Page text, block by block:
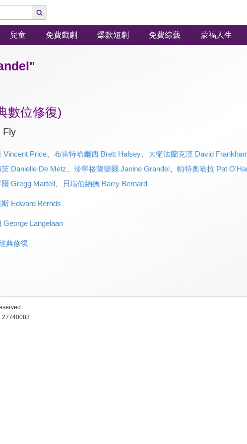
兒童 免費戲劇 爆款短劇 免費綜藝 蒙福人生
"
數位修復)
Fly
Vincent Price、 布雷特哈爾西 Brett Halsey、 大衛法蘭克漢 David
Danielle De Metz
珍寧格蘭德爾 Janine Grandel、 帕特奧哈拉 Pat
Gregg Martell、 貝瑞伯納德 Barry Bernard
Edward Bernds
George Langelaan
典修復
27740083